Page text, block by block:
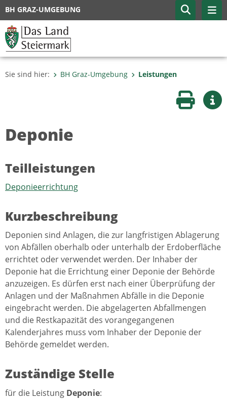
BH GRAZ-UMGEBUNG
Sie sind hier: BH Graz-Umgebung Leistungen
Seite
Deponie
Teilleistungen
Deponieerrichtung
Kurzbeschreibung
Deponien sind Anlagen, die zur langfristigen Ablagerung
von Abfällen oberhalb oder unterhalb der Erdoberfläche
errichtet oder verwendet werden. Der Inhaber der
Deponie hat die Errichtung einer Deponie der Behörde
anzuzeigen. Es dürfen erst nach einer Überprüfung der
Anlagen und der Maßnahmen Abfälle in die Deponie
eingebracht werden. Die abgelagerten Abfallmengen
und die Restkapazität des vorangegangenen
Kalenderjahres muss vom Inhaber der Deponie der
Behörde gemeldet werden.
Zuständige Stelle
für die Leistung Deponie: